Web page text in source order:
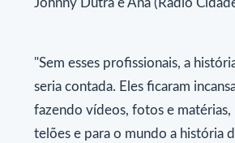
Johnny Dutra e Ana (Rádio
"Sem esses profissionais, a
seria contada. Eles ficaram
fazendo vídeos, fotos e matérias,
telões e para o mundo a história